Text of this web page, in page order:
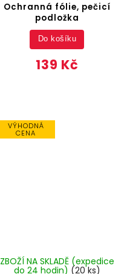
Ochranná fólie, pečicí
podložka
139 Kč
Do košíku
VÝHODNÁ
CENA
ZBOŽÍ NA SKLADĚ (expedice
do 24 hodin) (20 ks)